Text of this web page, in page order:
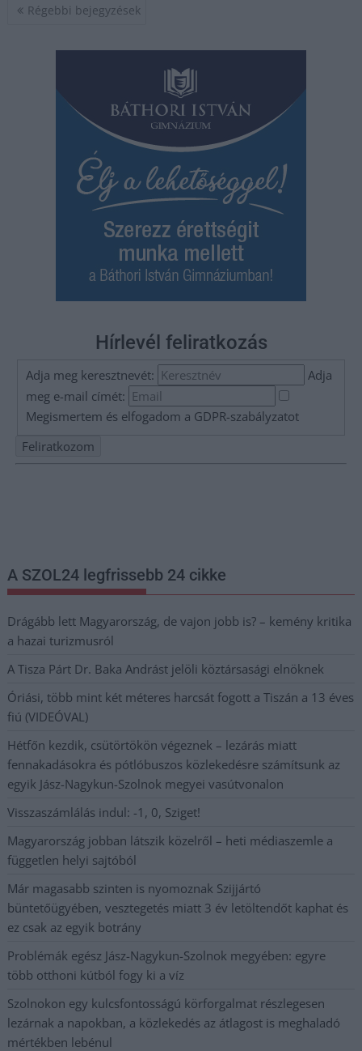
Bejegyzés
Régebbi bejegyzések
Hírlevél feliratkozás
Adja meg keresztnevét:
Adja
meg e-mail címét:
Megismertem és elfogadom a GDPR-szabályzatot
A SZOL24 legfrissebb 24 cikke
Drágább lett Magyarország, de vajon jobb is? – kemény kritika
a hazai turizmusról
A Tisza Párt Dr. Baka Andrást jelöli köztársasági elnöknek
Óriási, több mint két méteres harcsát fogott a Tiszán a 13 éves
fiú (VIDEÓVAL)
Hétfőn kezdik, csütörtökön végeznek – lezárás miatt
fennakadásokra és pótlóbuszos közlekedésre számítsunk az
egyik Jász-Nagykun-Szolnok megyei vasútvonalon
Visszaszámlálás indul: -1, 0, Sziget!
Magyarország jobban látszik közelről – heti médiaszemle a
független helyi sajtóból
Már magasabb szinten is nyomoznak Szijjártó
büntetőügyében, vesztegetés miatt 3 év letöltendőt kaphat és
ez csak az egyik botrány
Problémák egész Jász-Nagykun-Szolnok megyében: egyre
több otthoni kútból fogy ki a víz
Szolnokon egy kulcsfontosságú körforgalmat részlegesen
lezárnak a napokban, a közlekedés az átlagost is meghaladó
mértékben lebénul